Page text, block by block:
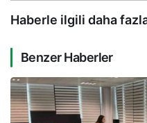
Haberle ilgili daha
Benzer Haberler